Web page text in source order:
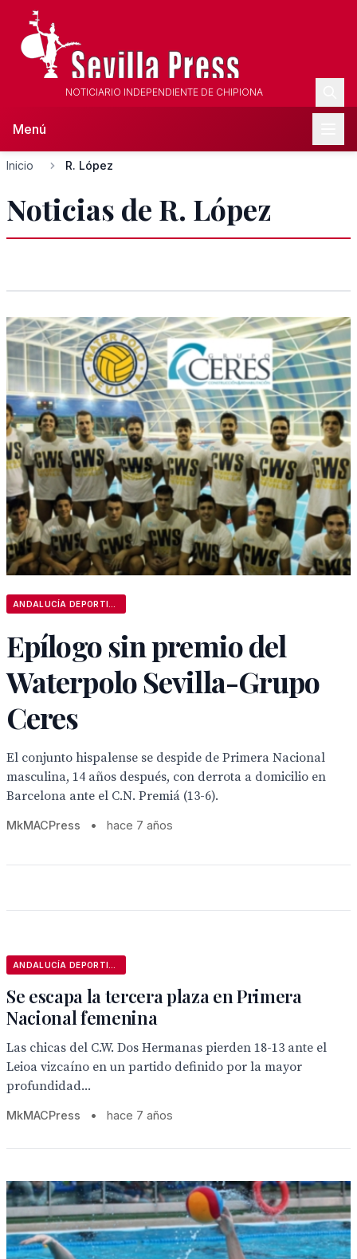
NOTICIARIO INDEPENDIENTE DE CHIPIONA
Menú
Inicio R. López
Noticias de R. López
Epílogo sin premio del
Waterpolo Sevilla-Grupo
Ceres
El conjunto hispalense se despide de Primera Nacional
masculina, 14 años después, con derrota a domicilio en
Barcelona ante el C.N. Premiá (13-6).
MkMACPress • hace 7 años
Se escapa la tercera plaza en Primera
Nacional femenina
Las chicas del C.W. Dos Hermanas pierden 18-13 ante el
Leioa vizcaíno en un partido definido por la mayor
profundidad...
MkMACPress • hace 7 años